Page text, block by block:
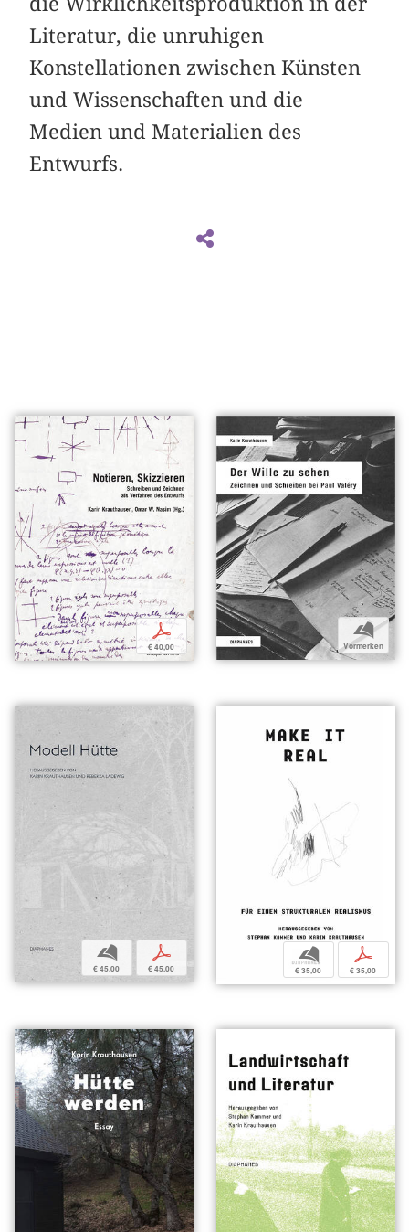
Literatur, die unruhigen
Konstellationen zwischen Künsten
und Wissenschaften und die
Medien und Materialien des
Entwurfs.
p
€ 40,00
b
Vormerken
b
€ 45,00
p
€ 45,00
b
€ 35,00
p
€ 35,00